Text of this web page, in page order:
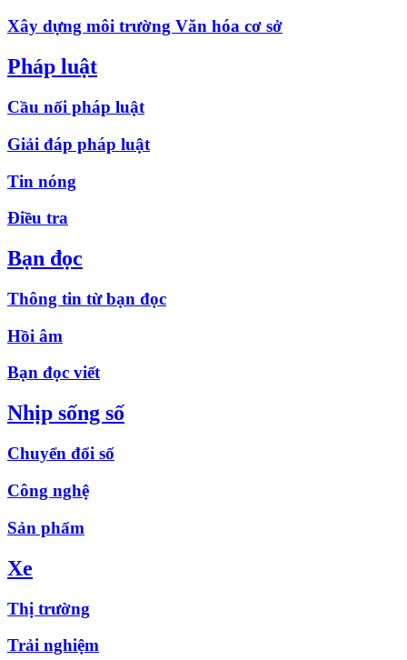
Xây dựng môi trường Văn hóa cơ sở
Pháp luật
Cầu nối pháp luật
Giải đáp pháp luật
Tin nóng
Điều tra
Bạn đọc
Thông tin từ bạn đọc
Hồi âm
Bạn đọc viết
Nhịp sống số
Chuyển đổi số
Công nghệ
Sản phẩm
Xe
Thị trường
Trải nghiệm